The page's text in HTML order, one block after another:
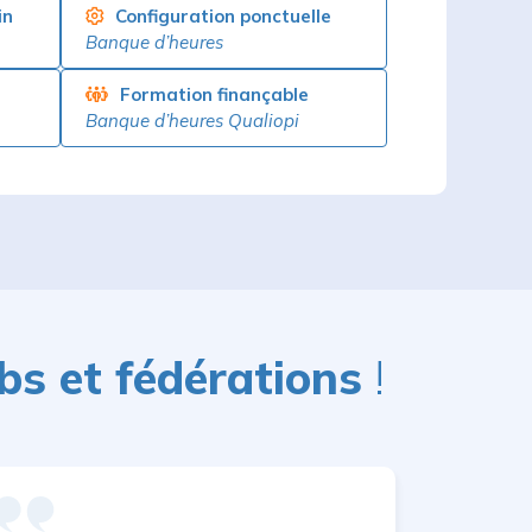
Configuration ponctuelle
Banque d’heures
Formation finançable
Banque d’heures Qualiopi
et fédérations !